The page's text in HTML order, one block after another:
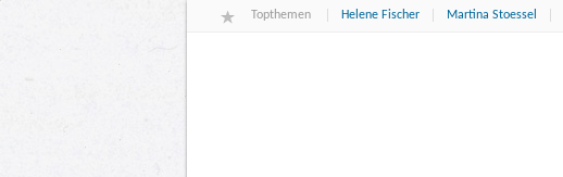
Topthemen Helene Fischer Martina Stoessel